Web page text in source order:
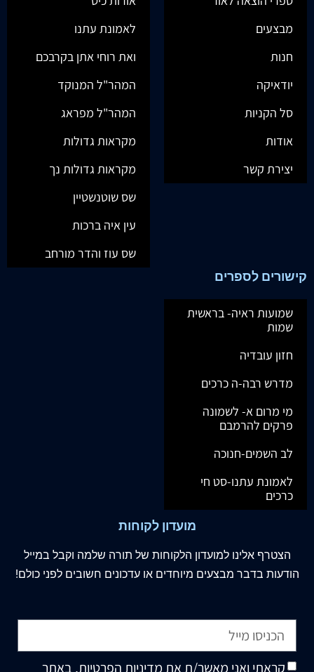
מבצעים
חנות
יודאיקה
סל הקניות
אודות
יצירת קשר
לאמונת עתנו
ואת רוחי אתן בקרבכם
המהר"ל המנוקד
המהר"ל מפראג
מקראות גדולות
מקראות גדולות נך
שס שוטנשטיין
עין איה ברכות
שס עוז והדר מורחב
קישורים לספרים
שמועות ראיה- בראשית
שמות
חזון עובדיה
מדרש רבה-ה כרכים
מי מרום א- לשמונה
פרקים להרמבם
לב השמים-חנוכה
לאמונת עתנו-סט חי
כרכים
מועדון לקוחות
הצטרף אלינו למועדון הלקוחות של תורה שלמה וקבל במייל
הודעות בדבר מבצעים מיוחדים או עדכונים חשובים לפני כולם!
קראתי ואני מאשר/ת את מדיניות הפרטיות, באתר